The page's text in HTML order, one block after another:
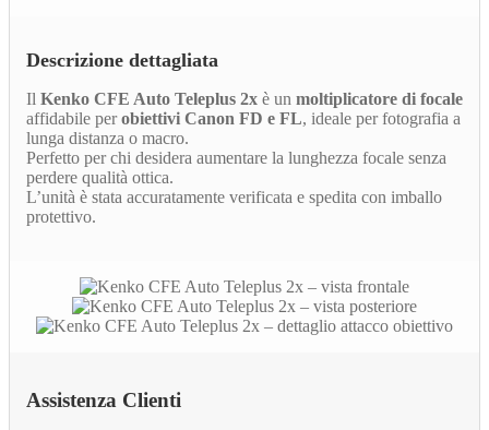
Descrizione dettagliata
Il Kenko CFE Auto Teleplus 2x è un moltiplicatore di focale
affidabile perobiettivi Canon FD e FL, ideale per fotografia a
lunga distanza o macro.
Perfetto per chi desidera aumentare la lunghezza focale senza
perdere qualità ottica.
L’unità è stata accuratamente verificata e spedita con imballo
protettivo.
Assistenza Clienti